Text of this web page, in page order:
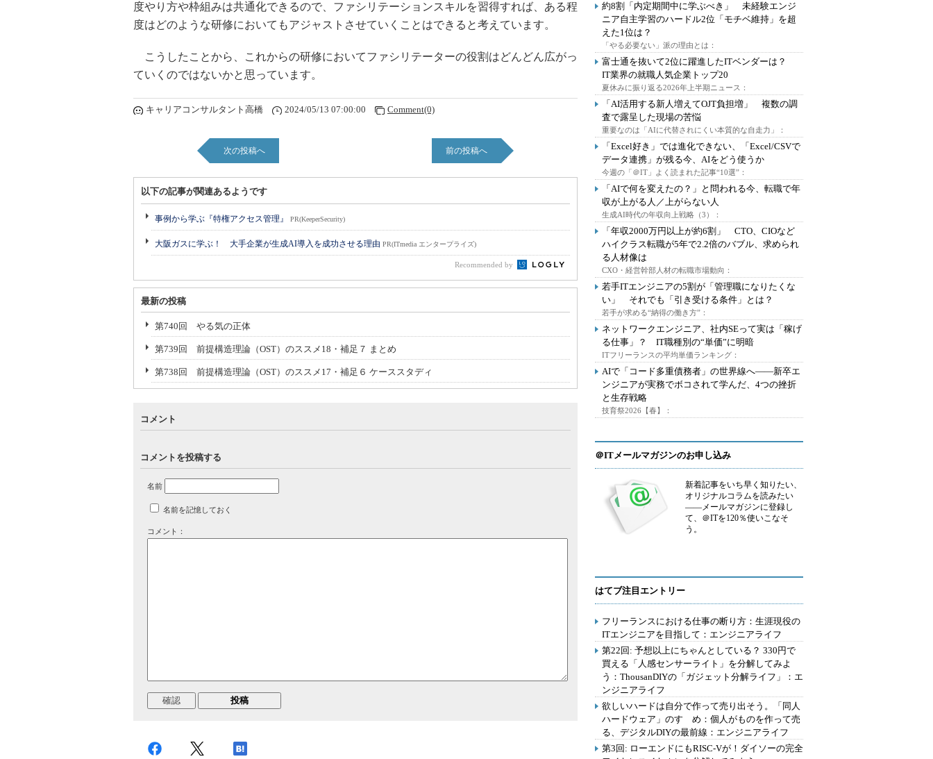
度やり方や枠組みは共通化できるので、ファシリテーションスキルを習得すれば、ある程
度はどのような研修においてもアジャストさせていくことはできると考えています。
こうしたことから、これからの研修においてファシリテーターの役割はどんどん広がっ
ていくのではないかと思っています。
キャリアコンサルタント高橋 2024/05/13 07:00:00 Comment(0)
次の投稿へ 前の投稿へ
以下の記事が関連あるようです
事例から学ぶ『特権アクセス管理』 PR(KeeperSecurity)
大阪ガスに学ぶ！ 大手企業が生成AI導入を成功させる理由 PR(ITmedia エンタープライズ)
Recommended by
最新の投稿
第740回 やる気の正体
第739回 前提構造理論（OST）のススメ18・補足７ まとめ
第738回 前提構造理論（OST）のススメ17・補足６ ケーススタディ
コメント
コメントを投稿する
名前
名前を記憶しておく
コメント：
約8割「内定期間中に学ぶべき」 未経験エンジ
ニア自主学習のハードル2位「モチベ維持」を超
えた1位は？
「やる必要ない」派の理由とは：
富士通を抜いて2位に躍進したITベンダーは？
IT業界の就職人気企業トップ20
夏休みに振り返る2026年上半期ニュース：
「AI活用する新人増えてOJT負担増」 複数の調
査で露呈した現場の苦悩
重要なのは「AIに代替されにくい本質的な自走力」：
「Excel好き」では進化できない、「Excel/CSVで
データ連携」が残る今、AIをどう使うか
今週の「＠IT」よく読まれた記事“10選”：
「AIで何を変えたの？」と問われる今、転職で年
収が上がる人／上がらない人
生成AI時代の年収向上戦略（3）：
「年収2000万円以上が約6割」 CTO、CIOなど
ハイクラス転職が5年で2.2倍のバブル、求められ
る人材像は
CXO・経営幹部人材の転職市場動向：
若手ITエンジニアの5割が「管理職になりたくな
い」 それでも「引き受ける条件」とは？
若手が求める“納得の働き方”：
ネットワークエンジニア、社内SEって実は「稼げ
る仕事」？ IT職種別の“単価”に明暗
ITフリーランスの平均単価ランキング：
AIで「コード多重債務者」の世界線へ――新卒エ
ンジニアが実務でボコされて学んだ、4つの挫折
と生存戦略
技育祭2026【春】：
＠ITメールマガジンのお申し込み
新着記事をいち早く知りたい、
オリジナルコラムを読みたい
――メールマガジンに登録し
て、＠ITを120％使いこなそ
う。
はてブ注目エントリー
フリーランスにおける仕事の断り方：生涯現役の
ITエンジニアを目指して：エンジニアライフ
第22回: 予想以上にちゃんとしている？ 330円で
買える「人感センサーライト」を分解してみよ
う：ThousanDIYの「ガジェット分解ライフ」：エ
ンジニアライフ
欲しいハードは自分で作って売り出そう。「同人
ハードウェア」のすゝめ：個人がものを作って売
る、デジタルDIYの最前線：エンジニアライフ
第3回: ローエンドにもRISC-Vが！ダイソーの完全